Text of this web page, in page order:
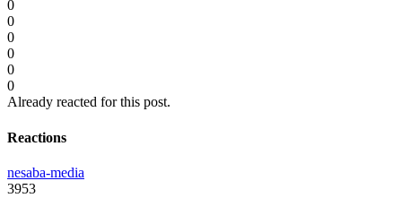
0
0
0
0
0
0
Already reacted for this post.
Reactions
nesaba-media
3953